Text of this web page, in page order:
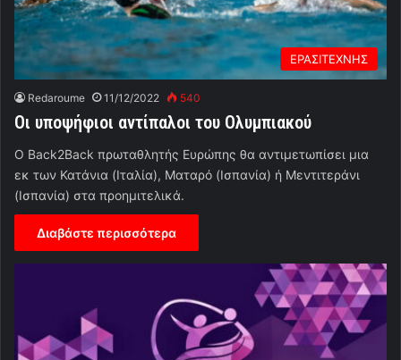
ΕΡΑΣΙΤΕΧΝΗΣ
Redaroume 11/12/2022 540
Οι υποψήφιοι αντίπαλοι του Ολυμπιακού
Ο Back2Back πρωταθλητής Ευρώπης θα αντιμετωπίσει μια
εκ των Κατάνια (Ιταλία), Ματαρό (Ισπανία) ή Μεντιτεράνι
(Ισπανία) στα προημιτελικά.
Διαβάστε περισσότερα